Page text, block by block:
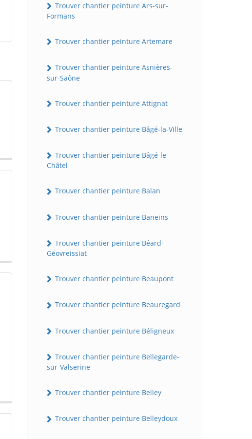
Trouver chantier peinture Ars-sur-
Formans
Trouver chantier peinture Artemare
Trouver chantier peinture Asnières-
sur-Saône
Trouver chantier peinture Attignat
Trouver chantier peinture Bâgé-la-Ville
Trouver chantier peinture Bâgé-le-
Châtel
Trouver chantier peinture Balan
Trouver chantier peinture Baneins
Trouver chantier peinture Béard-
Géovreissiat
Trouver chantier peinture Beaupont
Trouver chantier peinture Beauregard
Trouver chantier peinture Béligneux
Trouver chantier peinture Bellegarde-
sur-Valserine
Trouver chantier peinture Belley
Trouver chantier peinture Belleydoux